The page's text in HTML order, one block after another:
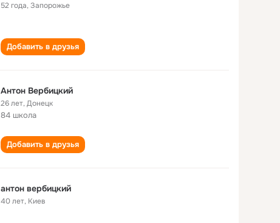
52 года,Запорожье
Добавить в друзья
Антон Вербицкий
26 лет,Донецк
84 школа
Добавить в друзья
антон вербицкий
40 лет, Киев